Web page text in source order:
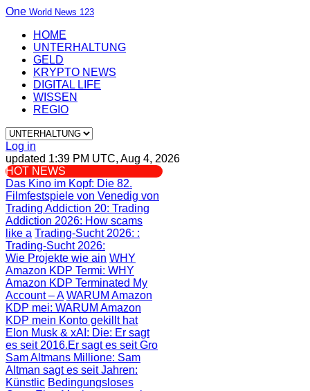
One World News 123
HOME
UNTERHALTUNG
GELD
KRYPTO NEWS
DIGITAL LIFE
WISSEN
REGIO
Log in
updated 1:39 PM UTC, Aug 4, 2026
HOT NEWS
Das Kino im Kopf: Die 82.
Filmfestspiele von Venedig von
Trading Addiction 20: Trading
Addiction 2026: How scams
like a Trading-Sucht 2026: :
Trading-Sucht 2026:
Wie Projekte wie ain WHY
Amazon KDP Termi: WHY
Amazon KDP Terminated My
Account – A WARUM Amazon
KDP mei: WARUM Amazon
KDP mein Konto gekillt hat
Elon Musk & xAI: Die: Er sagt
es seit 2016.Er sagt es seit Gro
Sam Altmans Millione: Sam
Altman sagt es seit Jahren:
Künstlic Bedingungsloses